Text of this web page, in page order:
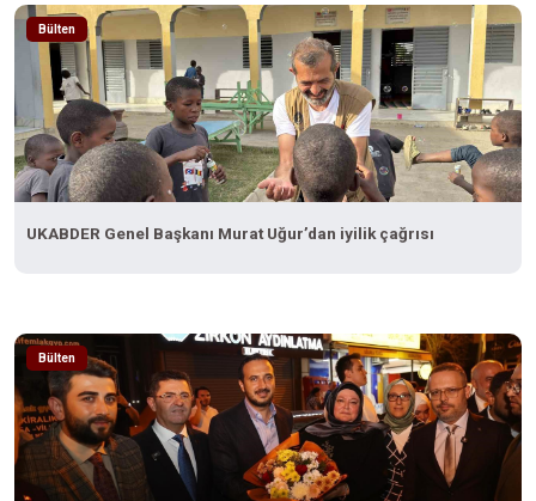
Bülten
UKABDER Genel Başkanı Murat Uğur’dan iyilik çağrısı
Bülten